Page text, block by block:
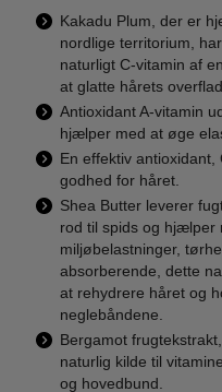
Kakadu Plum, der er
nordlige territorium,
naturligt C-vitamin af
at glatte hårets
Antioxidant A-vitamin
hjælper med at øge
En effektiv
godhed for håret.
Shea Butter leverer
rod til spids og hjælper
miljøbelastninger,
absorberende, dette
at rehydrere håret og
neglebåndene.
Bergamot
naturlig kilde til
og hovedbund.